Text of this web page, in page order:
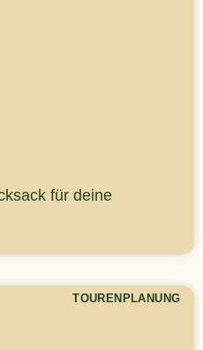
für deine
TOURENPLANUNG